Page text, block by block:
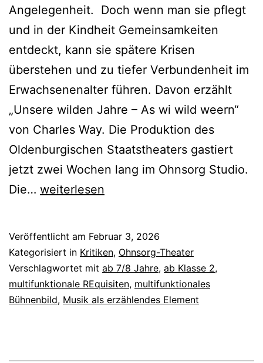
Angelegenheit. Doch wenn man sie pflegt
und in der Kindheit Gemeinsamkeiten
entdeckt, kann sie spätere Krisen
überstehen und zu tiefer Verbundenheit im
Erwachsenenalter führen. Davon erzählt
„Unsere wilden Jahre – As wi wild weern“
von Charles Way. Die Produktion des
Oldenburgischen Staatstheaters gastiert
jetzt zwei Wochen lang im Ohnsorg Studio.
Die… Unsere
–
As
wi
wild
weiterlesen
Veröffentlicht am Februar 3, 2026
Kategorisiert in Kritiken, Ohnsorg-Theater
Verschlagwortet mit ab 7/8 Jahre, ab Klasse 2,
multifunktionale REquisiten, multifunktionales
Bühnenbild, Musik als erzählendes Element